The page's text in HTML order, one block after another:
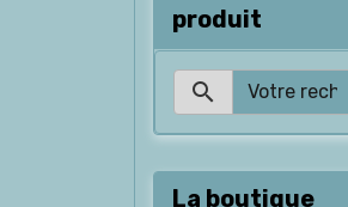
produit
La boutique